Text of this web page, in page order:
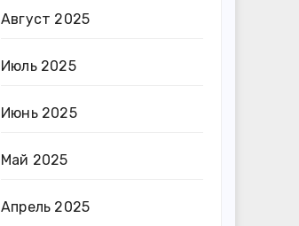
Август 2025
Июль 2025
Июнь 2025
Май 2025
Апрель 2025